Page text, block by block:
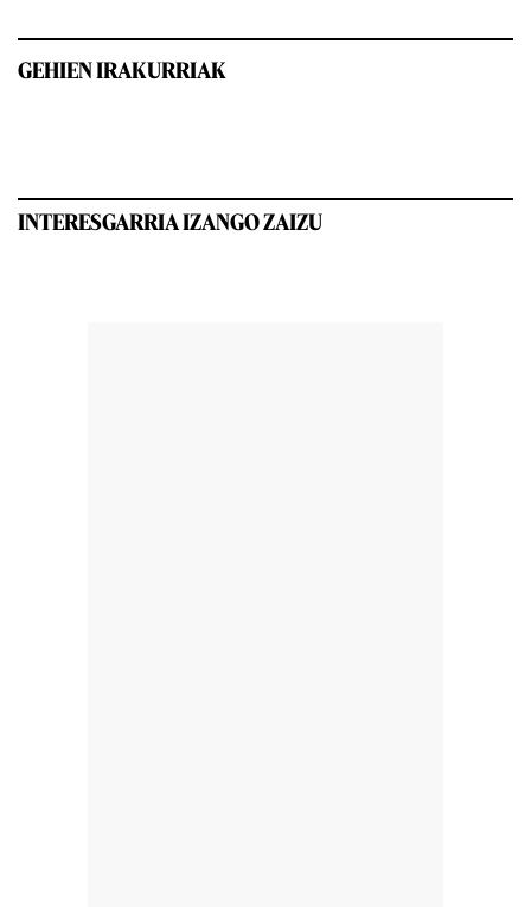
GEHIEN IRAKURRIAK
INTERESGARRIA IZANGO ZAIZU